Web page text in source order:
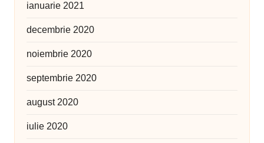
ianuarie 2021
decembrie 2020
noiembrie 2020
septembrie 2020
august 2020
iulie 2020